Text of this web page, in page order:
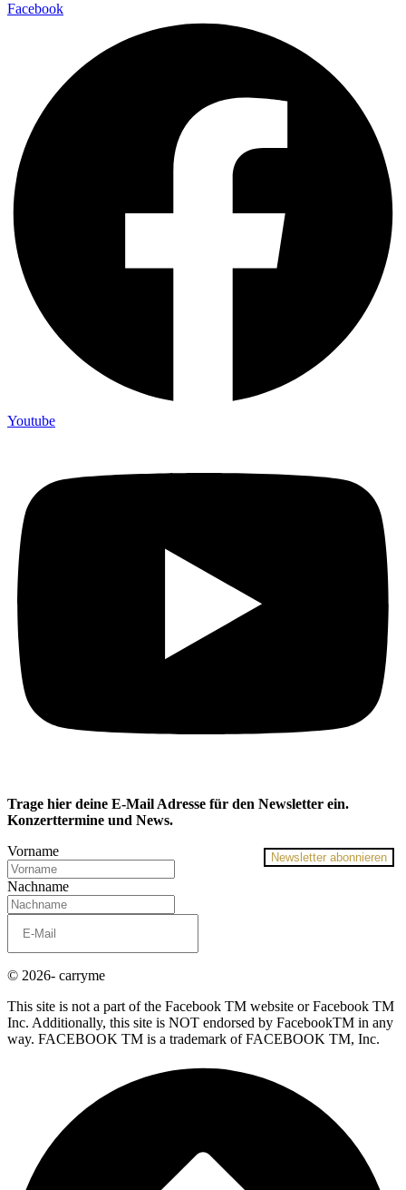
Facebook
Youtube
Trage hier deine E-Mail Adresse für den Newsletter ein.
Konzerttermine und News.
Vorname
Nachname
Newsletter abonnieren
© 2026- carryme
This site is not a part of the Facebook TM website or Facebook TM
Inc. Additionally, this site is NOT endorsed by FacebookTM in any
way. FACEBOOK TM is a trademark of FACEBOOK TM, Inc.